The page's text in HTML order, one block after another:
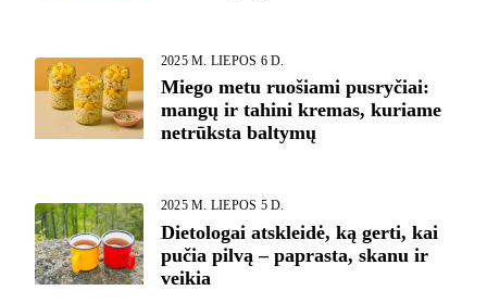
2025 M. LIEPOS 6 D.
Miego metu ruošiami pusryčiai:
mangų ir tahini kremas, kuriame
netrūksta baltymų
2025 M. LIEPOS 5 D.
Dietologai atskleidė, ką gerti, kai
pučia pilvą – paprasta, skanu ir
veikia